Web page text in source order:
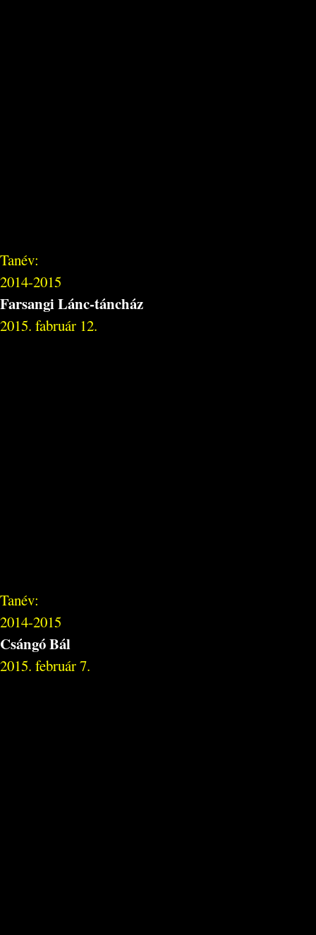
Tanév:
2014-2015
Farsangi Lánc-táncház
2015. fabruár 12.
Tanév:
2014-2015
Csángó Bál
2015. február 7.